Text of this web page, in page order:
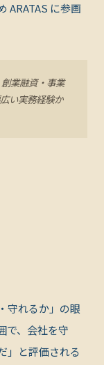
ARATAS に参画
業融資・事業
い実務経験か
守れるか」の眼
で、会社を守
」と評価される